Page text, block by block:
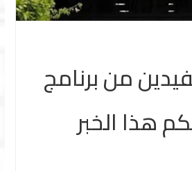
من برنامج
هذا الخبر